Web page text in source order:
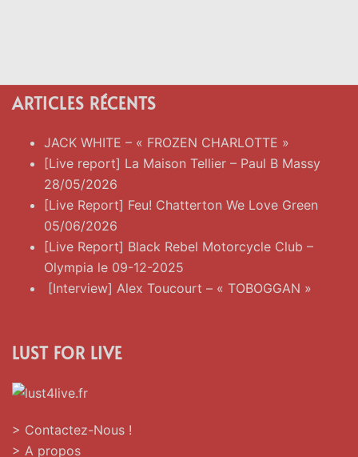
ARTICLES RÉCENTS
JACK WHITE – « FROZEN CHARLOTTE »
[Live report] La Maison Tellier – Paul B Massy
28/05/2026
[Live Report] Feu! Chatterton We Love Green
05/06/2026
[Live Report] Black Rebel Motorcycle Club –
Olympia le 09-12-2025
[Interview] Alex Toucourt – « TOBOGGAN »
LUST FOR LIVE
> Contactez-Nous !
> A propos